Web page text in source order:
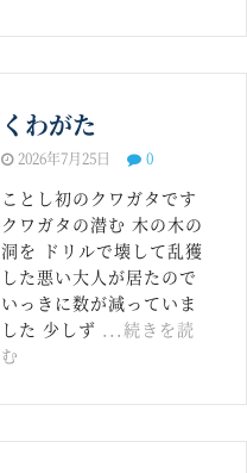
くわがた
2026年7月25日 0
ことし初のクワガタです
クワガタの潜む 木の木の
洞を ドリルで壊して乱獲
した悪い大人が居たので
いっきに数が減っていま
した 少しず
...続きを読
む